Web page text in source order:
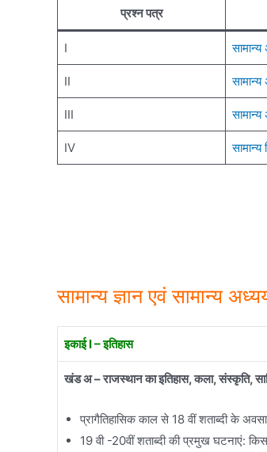
प्रश्न पत्र
I
II
III
IV सामान्य
सामान्य ज्ञान एवं सामान्य
इकाई I – इतिहास
खंड अ – राजस्थान का इतिहास, कला, संस्कृति,
प्रागैतिहासिक काल से 18 वीं शताब्दी के
19 वी -20वीं शताब्दी की प्रमुख घटनाएं: